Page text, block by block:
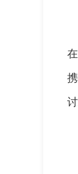
讨